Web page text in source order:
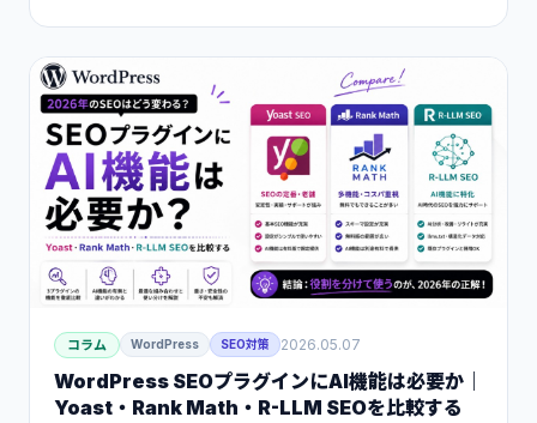
とめます。
コラム WordPress SEO対策 2026.05.07
WordPress SEOプラグインにAI機能は必要か｜
Yoast・Rank Math・R-LLM SEOを比較する